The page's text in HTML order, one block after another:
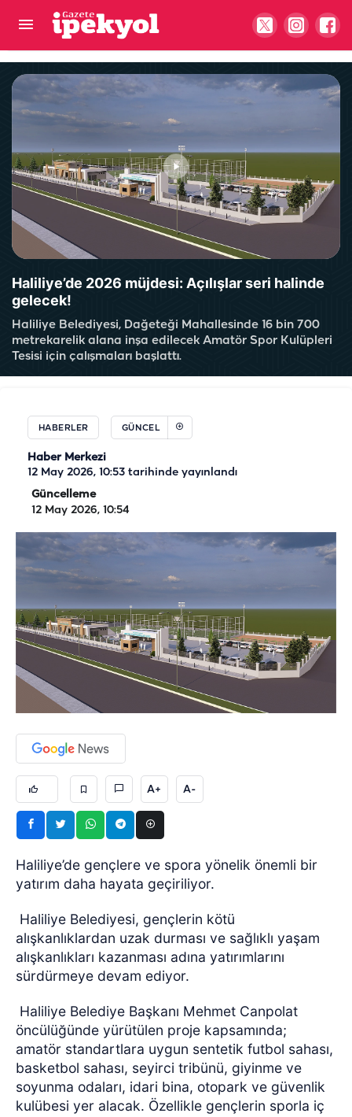
Haliliye’de 2026 müjdesi: Açılışlar seri halinde
gelecek!
Haliliye Belediyesi, Dağeteği Mahallesinde 16 bin 700
metrekarelik alana inşa edilecek Amatör Spor Kulüpleri
Tesisi için çalışmaları başlattı.
HABERLER GÜNCEL
Haber Merkezi
12 May 2026, 10:53 tarihinde yayınlandı
Güncelleme
12 May 2026, 10:54
A+ A-
Haliliye’de gençlere ve spora yönelik önemli bir
yatırım daha hayata geçiriliyor.
Haliliye Belediyesi, gençlerin kötü
alışkanlıklardan uzak durması ve sağlıklı yaşam
alışkanlıkları kazanması adına yatırımlarını
sürdürmeye devam ediyor.
Haliliye Belediye Başkanı Mehmet Canpolat
öncülüğünde yürütülen proje kapsamında;
amatör standartlara uygun sentetik futbol sahası,
basketbol sahası, seyirci tribünü, giyinme ve
soyunma odaları, idari bina, otopark ve güvenlik
kulübesi yer alacak. Özellikle gençlerin sporla iç
Şanlıurfa’da 50 yıllık eşini kaybeden kadının miras
çilesi Meclis'e taşındı